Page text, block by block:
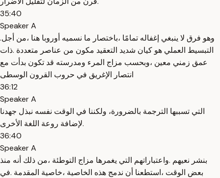
35:40
Speaker A
.وهو فرق لا ينبغي إغفاله تمامًا ،باختصار ما نسميه أوروبا هنا ،من أجل
التبسيط العملي هو كيان شديد التعقيد مكون من عناصر متعددة .ذات
عمق زمني معين ،وبحسب مزاج المرء ومدرسته قد تكون بدأت مع
انتصار الإغريق في حروب القرون الوسطى
36:12
Speaker A
التي تسببها الترجمة بالضرورة، ولكننا في الوقت نفسه نبذل جهدنا
لإضافة روعة اللغة الأخرى.
36:40
Speaker A
بنشر نعيهم .واعتباراتهم التي يغمرها مزاج التوطئة ،من ذلك أنه منذ
بعض الوقت ،استطعنا أن ندمج هذه الخاصية ،خاصية المقدمة .في